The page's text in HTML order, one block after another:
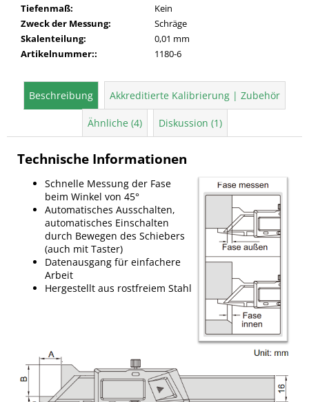
Tiefenmaß:
Kein
Zweck der Messung:
Schräge
Skalenteilung:
0,01 mm
Artikelnummer:: 1180-6
Beschreibung Akkreditierte Kalibrierung | Zubehör
Ähnliche (4) Diskussion (1)
Technische Informationen
Schnelle Messung der Fase
beim Winkel von 45°
Automatisches Ausschalten,
automatisches Einschalten
durch Bewegen des Schiebers
(auch mit Taster)
Datenausgang für einfachere
Arbeit
Hergestellt aus rostfreiem Stahl